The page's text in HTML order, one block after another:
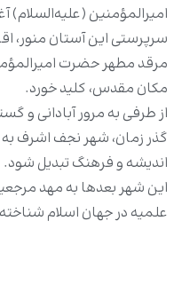
امیرالمؤمنین (علیه‌السلام)
سرپرستی این آستان منور،
مرقد مطهر حضرت
مکان مقدس، کلید خورد.
از طرفی به مرور آبادانی و
گذر زمان، شهر نجف اشرف
اندیشه و فرهنگ تبدیل شود.
این شهر بعدها به مهد
علمیه در جهان اسلام